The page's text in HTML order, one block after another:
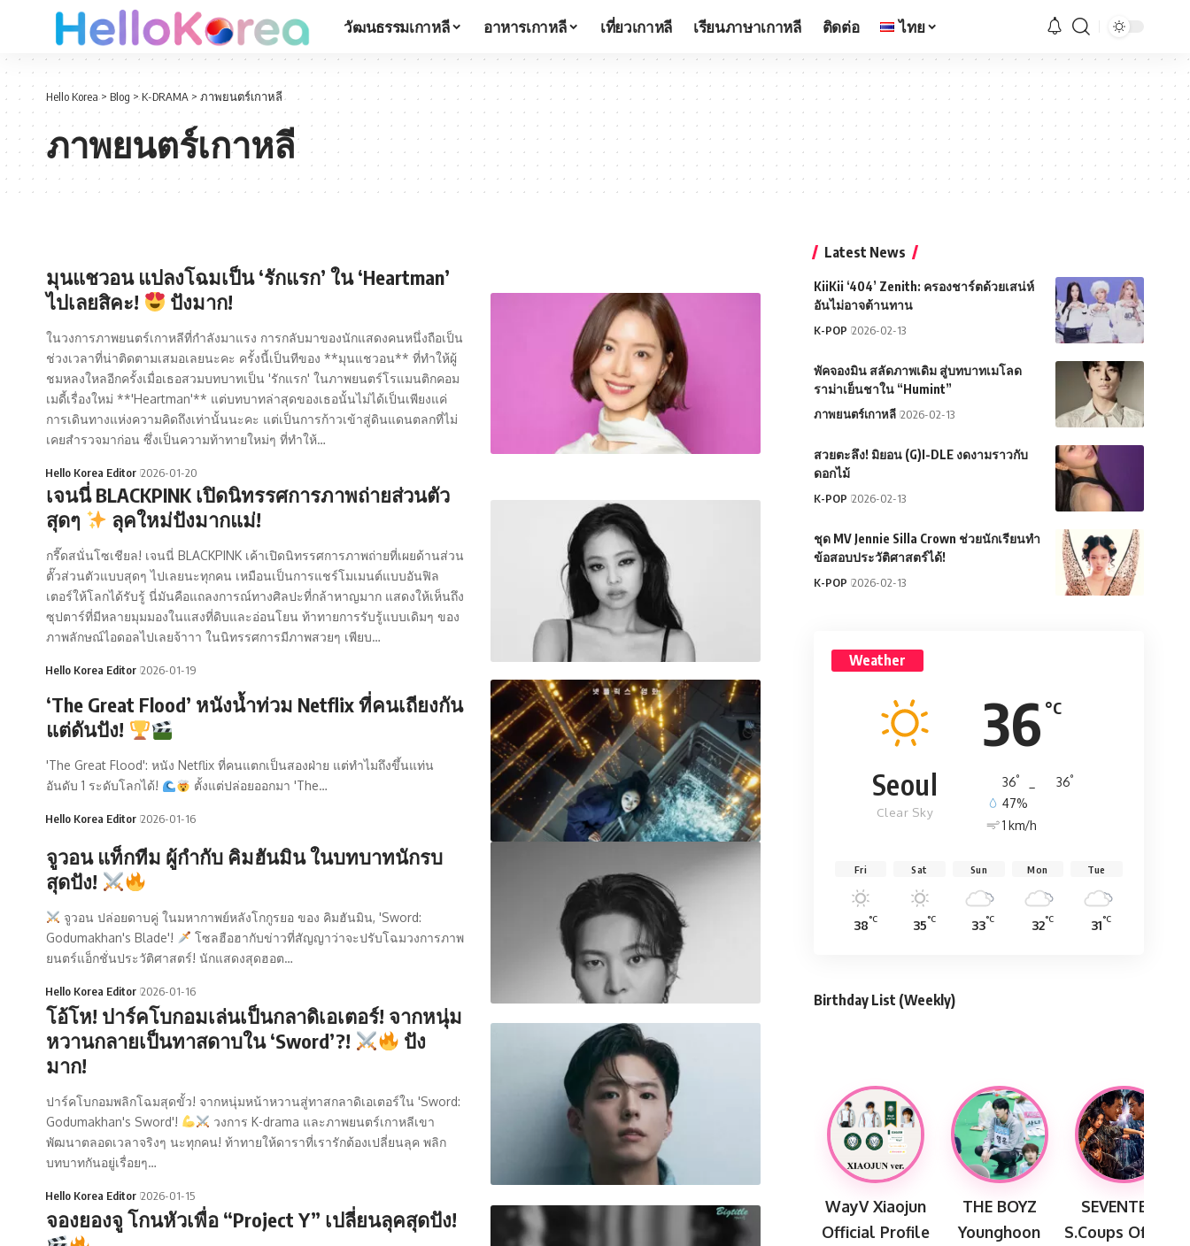
วัฒนธรรมเกาหลี อาหารเกาหลี เที่ยวเกาหลี เรียนภาษาเกาหลี ติดต่อ ไทย
Hello Korea> Blog >K-DRAMA > ภาพยนตร์เกาหลี
ภาพยนตร์เกาหลี
มุนแชวอน แปลงโฉมเป็น ‘รักแรก’ ใน ‘Heartman’
ไปเลยสิคะ!
ปังมาก!
ในวงการภาพยนตร์เกาหลีที่กำลังมาแรง การกลับมาของนักแสดงคนหนึ่งถือเป็น
ช่วงเวลาที่น่าติดตามเสมอเลยนะคะ ครั้งนี้เป็นทีของ **มุนแชวอน** ที่ทำให้ผู้
ชมหลงใหลอีกครั้งเมื่อเธอสวมบทบาทเป็น 'รักแรก' ในภาพยนตร์โรแมนติกคอม
เมดี้เรื่องใหม่ **'Heartman'** แต่บทบาทล่าสุดของเธอนั้นไม่ได้เป็นเพียงแค่
การเดินทางแห่งความคิดถึงเท่านั้นนะคะ แต่เป็นการก้าวเข้าสู่ดินแดนตลกที่ไม่
เคยสำรวจมาก่อน ซึ่งเป็นความท้าทายใหม่ๆ ที่ทำให้…
Hello Korea Editor 2026-01-20
เจนนี่ BLACKPINK เปิดนิทรรศการภาพถ่ายส่วนตัว
สุดๆ
ลุคใหม่ปังมากแม่!
กรี๊ดสนั่นโซเชียล! เจนนี่ BLACKPINK เค้าเปิดนิทรรศการภาพถ่ายที่เผยด้านส่วน
ตั๊วส่วนตัวแบบสุดๆ ไปเลยนะทุกคน เหมือนเป็นการแชร์โมเมนต์แบบอันฟิล
เตอร์ให้โลกได้รับรู้ นี่มันคือแถลงการณ์ทางศิลปะที่กล้าหาญมาก แสดงให้เห็นถึง
ซุปตาร์ที่มีหลายมุมมองในแสงที่ดิบและอ่อนโยน ท้าทายการรับรู้แบบเดิมๆ ของ
ภาพลักษณ์ไอดอลไปเลยจ้าาา ในนิทรรศการมีภาพสวยๆ เพียบ…
Hello Korea Editor 2026-01-19
‘The Great Flood’ หนังน้ำท่วม Netflix ที่คนเถียงกัน
แต่ดันปัง!
'The Great Flood': หนัง Netflix ที่คนแตกเป็นสองฝ่าย แต่ทำไมถึงขึ้นแท่น
อันดับ 1 ระดับโลกได้!
ตั้งแต่ปล่อยออกมา 'The…
Hello Korea Editor 2026-01-16
จูวอน แท็กทีม ผู้กำกับ คิมฮันมิน ในบทบาทนักรบ
สุดปัง!
จูวอน ปล่อยดาบคู่ ในมหากาพย์หลังโกกูรยอ ของ คิมฮันมิน, 'Sword:
Godumakhan's Blade'!
โซลฮือฮากับข่าวที่สัญญาว่าจะปรับโฉมวงการภาพ
ยนตร์แอ็กชั่นประวัติศาสตร์! นักแสดงสุดฮอต…
Hello Korea Editor 2026-01-16
โอ้โห! ปาร์คโบกอมเล่นเป็นกลาดิเอเตอร์! จากหนุ่ม
หวานกลายเป็นทาสดาบใน ‘Sword’?!
ปัง
มาก!
ปาร์คโบกอมพลิกโฉมสุดขั้ว! จากหนุ่มหน้าหวานสู่ทาสกลาดิเอเตอร์ใน 'Sword:
Godumakhan's Sword'!
วงการ K-drama และภาพยนตร์เกาหลีเขา
พัฒนาตลอดเวลาจริงๆ นะทุกคน! ท้าทายให้ดาราที่เรารักต้องเปลี่ยนลุค พลิก
บทบาทกันอยู่เรื่อยๆ…
Hello Korea Editor 2026-01-15
จองยองจู โกนหัวเพื่อ “Project Y” เปลี่ยนลุคสุดปัง!
Latest News
KiiKii ‘404’ Zenith: ครองชาร์ตด้วยเสน่ห์
อันไม่อาจต้านทาน
K-POP 2026-02-13
พัคจองมิน สลัดภาพเดิม สู่บทบาทเมโลด
ราม่าเย็นชาใน “Humint”
ภาพยนตร์เกาหลี 2026-02-13
สวยตะลึง! มิยอน (G)I-DLE งดงามราวกับ
ดอกไม้
K-POP 2026-02-13
ชุด MV Jennie Silla Crown ช่วยนักเรียนทำ
ข้อสอบประวัติศาสตร์ได้!
K-POP 2026-02-13
Weather
36 °C
Seoul
Clear Sky
36° 36°
47%
1 km/h
Fri
38°C
Sat
35°C
Sun
33°C
Mon
32°C
Tue
31°C
Birthday List (Weekly)
WayV Xiaojun
Official Profile
THE BOYZ
Younghoon
SEVENTEEN
S.Coups Official